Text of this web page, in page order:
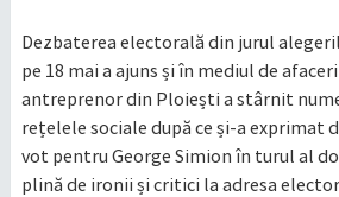
Dezbaterea electorală din jurul
pe 18 mai a ajuns și în mediul de
antreprenor din Ploiești a stârnit
rețelele sociale după ce și-a exprimat
vot pentru George Simion în turul al
plină de ironii și critici la adresa